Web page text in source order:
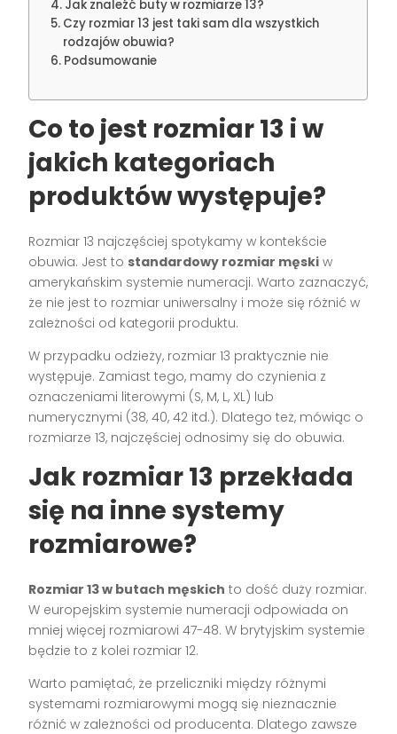
Jak znaleźć buty w rozmiarze 13?
Czy rozmiar 13 jest taki sam dla wszystkich
rodzajów obuwia?
Podsumowanie
Co to jest rozmiar 13 i w
jakich kategoriach
produktów występuje?
Rozmiar 13 najczęściej spotykamy w kontekście
obuwia. Jest to standardowy rozmiar męski w
amerykańskim systemie numeracji. Warto zaznaczyć,
że nie jest to rozmiar uniwersalny i może się różnić w
zależności od kategorii produktu.
W przypadku odzieży, rozmiar 13 praktycznie nie
występuje. Zamiast tego, mamy do czynienia z
oznaczeniami literowymi (S, M, L, XL) lub
numerycznymi (38, 40, 42 itd.). Dlatego też, mówiąc o
rozmiarze 13, najczęściej odnosimy się do obuwia.
Jak rozmiar 13 przekłada
się na inne systemy
rozmiarowe?
Rozmiar 13 w butach męskich to dość duży rozmiar.
W europejskim systemie numeracji odpowiada on
mniej więcej rozmiarowi 47-48. W brytyjskim systemie
będzie to z kolei rozmiar 12.
Warto pamiętać, że przeliczniki między różnymi
systemami rozmiarowymi mogą się nieznacznie
różnić w zależności od producenta. Dlatego zawsze